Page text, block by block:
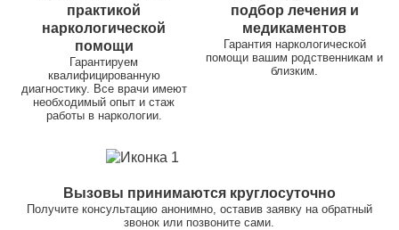
практикой
наркологической
помощи
Гарантируем
квалифицированную
диагностику. Все врачи имеют
необходимый опыт и стаж
работы в наркологии.
подбор лечения и
медикаментов
Гарантия наркологической
помощи вашим родственникам и
близким.
Вызовы принимаются круглосуточно
Получите консультацию анонимно, оставив заявку на обратный
звонок или позвоните сами.